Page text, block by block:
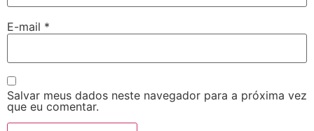
E-mail *
Salvar meus dados neste navegador para a próxima vez
que eu comentar.